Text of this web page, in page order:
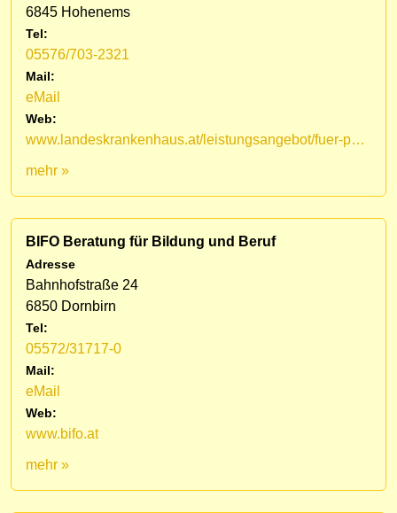
6845 Hohenems
Tel:
05576/703-2321
Mail:
eMail
Web:
www.landeskrankenhaus.at/leistungsangebot/fuer-patienten/medizinische-fachbereiche/lkh-hohenems/palliativstation
mehr »
BIFO Beratung für Bildung und Beruf
Adresse
Bahnhofstraße 24
6850 Dornbirn
Tel:
05572/31717-0
Mail:
eMail
Web:
www.bifo.at
mehr »